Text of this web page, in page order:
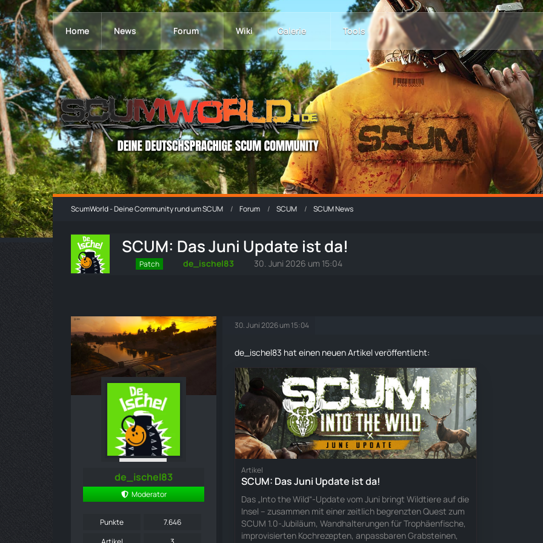
Home News Forum Wiki Galerie Tools
ScumWorld - Deine Community rund um SCUM Forum SCUM SCUM News
SCUM: Das Juni Update ist da!
Patch de_ischel83 30. Juni 2026 um 15:04
de_ischel83
Moderator
Punkte
7.646
30. Juni 2026 um 15:04
de_ischel83 hat einen neuen Artikel veröffentlicht:
Artikel
SCUM: Das Juni Update ist da!
Das „Into the Wild“-Update vom Juni bringt Wildtiere auf die
Insel – zusammen mit einer zeitlich begrenzten Quest zum
SCUM 1.0-Jubiläum, Wandhalterungen für Trophäenfische,
improvisierten Kochrezepten, anpassbaren Grabsteinen,